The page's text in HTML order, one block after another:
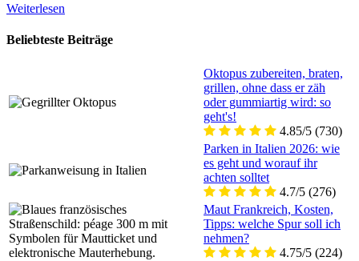
Weiterlesen
Beliebteste Beiträge
Oktopus zubereiten, braten,
grillen, ohne dass er zäh
oder gummiartig wird: so
geht's!
4.85/5 (730)
Parken in Italien 2026: wie
es geht und worauf ihr
achten solltet
4.7/5 (276)
Maut Frankreich, Kosten,
Tipps: welche Spur soll ich
nehmen?
4.75/5 (224)